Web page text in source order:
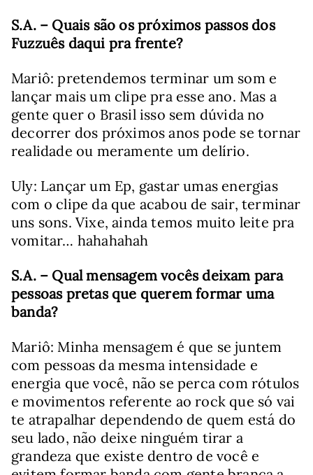
S.A. – Quais são os próximos passos dos
Fuzzuês daqui pra frente?
Mariô: pretendemos terminar um som e
lançar mais um clipe pra esse ano. Mas a
gente quer o Brasil isso sem dúvida no
decorrer dos próximos anos pode se tornar
realidade ou meramente um delírio.
Uly: Lançar um Ep, gastar umas energias
com o clipe da que acabou de sair, terminar
uns sons. Vixe, ainda temos muito leite pra
vomitar… hahahahah
S.A. – Qual mensagem vocês deixam para
pessoas pretas que querem formar uma
banda?
Mariô: Minha mensagem é que se juntem
com pessoas da mesma intensidade e
energia que você, não se perca com rótulos
e movimentos referente ao rock que só vai
te atrapalhar dependendo de quem está do
seu lado, não deixe ninguém tirar a
grandeza que existe dentro de você e